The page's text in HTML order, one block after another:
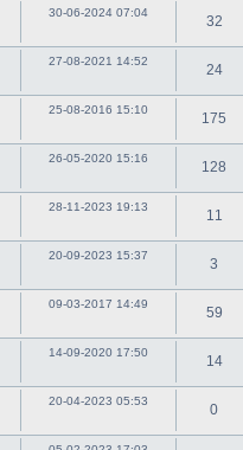
30-06-2024 07:04
32
27-08-2021 14:52
24
25-08-2016 15:10
175
26-05-2020 15:16
128
28-11-2023 19:13
11
20-09-2023 15:37
3
09-03-2017 14:49
59
14-09-2020 17:50
14
20-04-2023 05:53
0